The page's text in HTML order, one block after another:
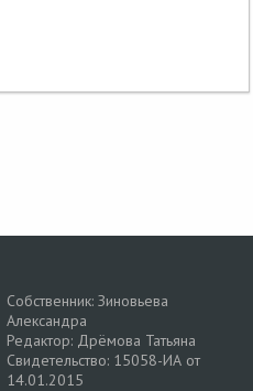
Собственник: Зиновьева
Александра
Редактор: Дрёмова Татьяна
Свидетельство: 15058-ИА от
14.01.2015